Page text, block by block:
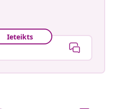
Ieteikts